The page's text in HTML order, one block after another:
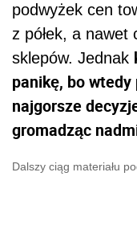
podwyżek cen
z półek, a
sklepów. Jednak
panikę, bo
najgorsze
gromadząc
Dalszy ciąg materiału